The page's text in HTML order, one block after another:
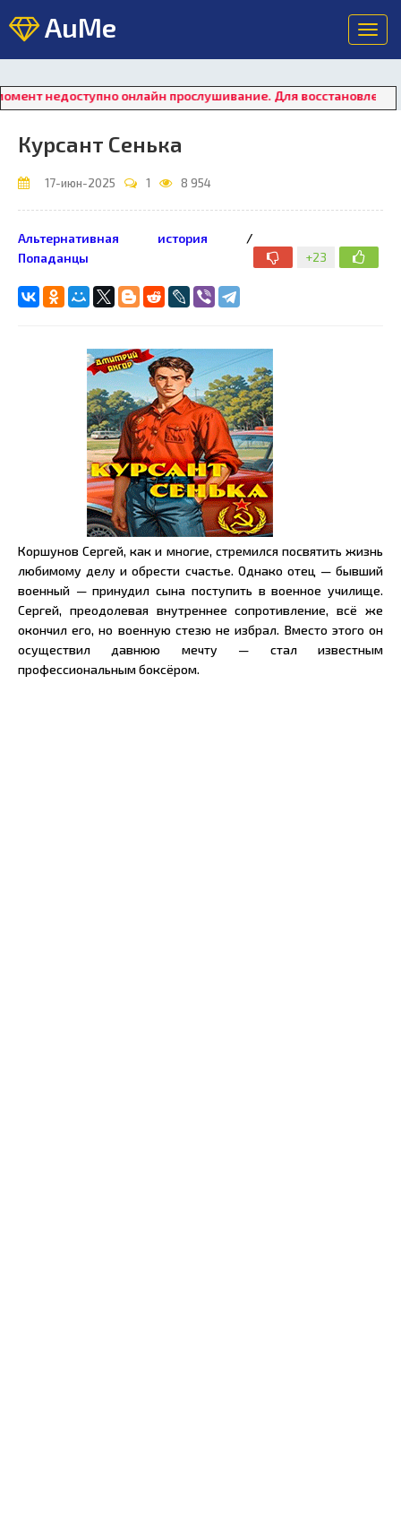
AuMe
онлайн прослушивание. Для восстановления работы
Курсант Сенька
17-июн-2025 1 8 954
+23
Альтернативная история /
Попаданцы
Коршунов Сергей, как и многие, стремился посвятить жизнь
любимому делу и обрести счастье. Однако отец — бывший
военный — принудил сына поступить в военное училище.
Сергей, преодолевая внутреннее сопротивление, всё же
окончил его, но военную стезю не избрал. Вместо этого он
осуществил давнюю мечту — стал известным
профессиональным боксёром.